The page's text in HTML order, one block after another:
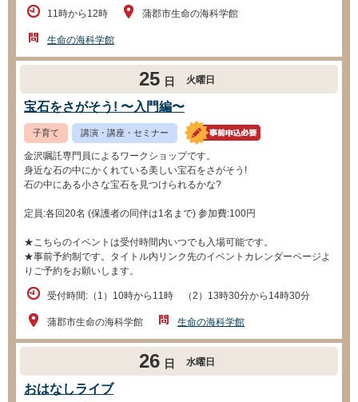
11時から12時 蒲郡市生命の海科学館
生命の海科学館
25 日 火曜日
宝石をさがそう! 〜入門編〜
子育て 講演・講座・セミナー
金沢嘱託専門員によるワークショップです。
身近な石の中にかくれている美しい宝石をさがそう!
石の中にある小さな宝石を見つけられるかな?
定員:各回20名 (保護者の同伴は1名まで) 参加費:100円
★こちらのイベントは受付時間内いつでも入場可能です。
★事前予約制です。タイトル内リンク先のイベントカレンダーページよ
りご予約をお願いします。
受付時間:（1）10時から11時 （2）13時30分から14時30分
蒲郡市生命の海科学館 生命の海科学館
26 日 水曜日
おはなしライブ